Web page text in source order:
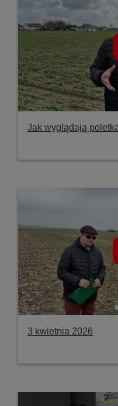
Jak wyglądają
3 kwietnia 2026